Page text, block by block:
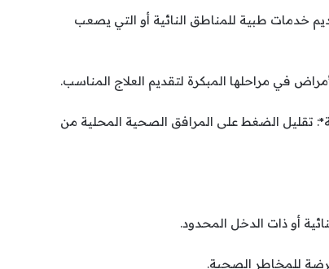
خدمات طبية للمناطق النائية أو التي يصعب
تقليل الضغط على المرافق الصحية المحلية من